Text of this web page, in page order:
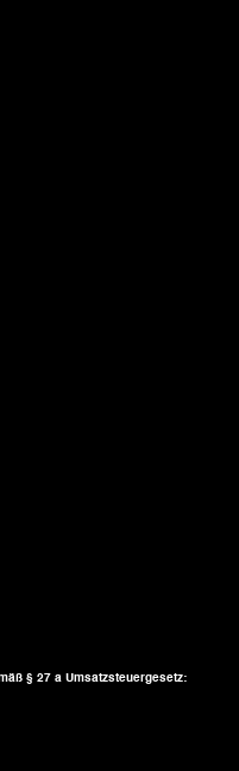
§ 27 a Umsatzsteuergesetz: